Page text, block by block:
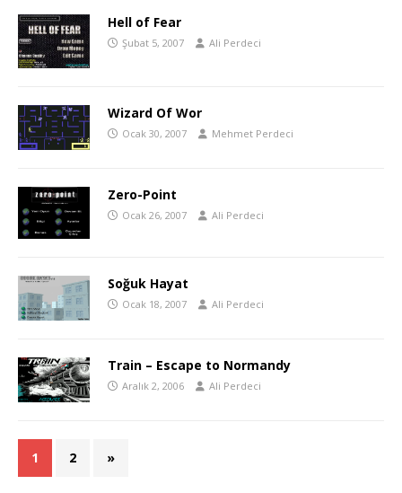
Hell of Fear
Şubat 5, 2007 Ali Perdeci
Wizard Of Wor
Ocak 30, 2007 Mehmet Perdeci
Zero-Point
Ocak 26, 2007 Ali Perdeci
Soğuk Hayat
Ocak 18, 2007 Ali Perdeci
Train – Escape to Normandy
Aralık 2, 2006 Ali Perdeci
1 2 »